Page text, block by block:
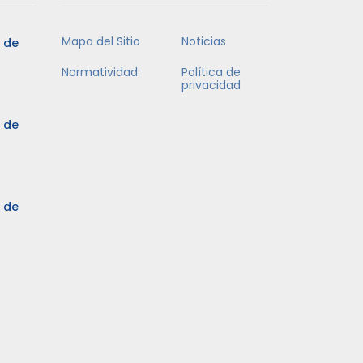
de
de
de
Mapa del Sitio
Noticias
Normatividad
Política de
privacidad